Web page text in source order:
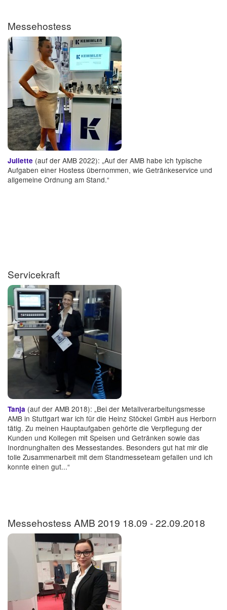
Messehostess
Juliette (auf der AMB 2022): „Auf der AMB habe ich typische
Aufgaben einer Hostess übernommen, wie Getränkeservice und
allgemeine Ordnung am Stand.“
Servicekraft
Tanja (auf der AMB 2018): „Bei der Metallverarbeitungsmesse
AMB in Stuttgart war ich für die Heinz Stöckel GmbH aus Herborn
tätig. Zu meinen Hauptaufgaben gehörte die Verpflegung der
Kunden und Kollegen mit Speisen und Getränken sowie das
Inordnunghalten des Messestandes. Besonders gut hat mir die
tolle Zusammenarbeit mit dem Standmesseteam gefallen und ich
konnte einen gut...“
Messehostess AMB 2019 18.09 - 22.09.2018